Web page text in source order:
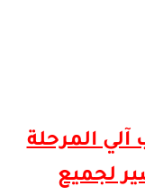
آلي المرحلة
لجميع